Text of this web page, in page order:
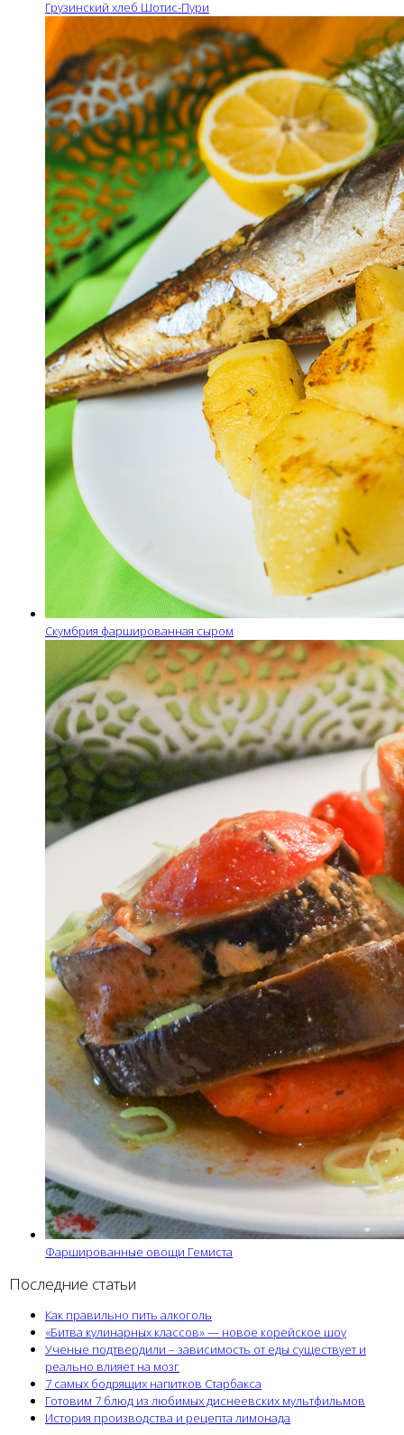
Грузинский хлеб Шотис-Пури
Скумбрия фаршированная сыром
Фаршированные овощи Гемиста
Последние статьи
Как правильно пить алкоголь
«Битва кулинарных классов» — новое корейское шоу
Ученые подтвердили – зависимость от еды существует и
реально влияет на мозг
7 самых бодрящих напитков Старбакса
Готовим 7 блюд из любимых диснеевских мультфильмов
История производства и рецепта лимонада